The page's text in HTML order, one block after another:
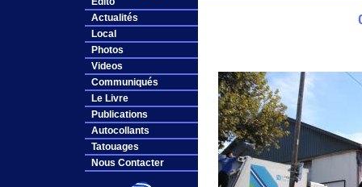
Actualités
Local
Photos
Videos
Communiqués
Le Livre
Publications
Autocollants
Tatouages
Nous Contacter